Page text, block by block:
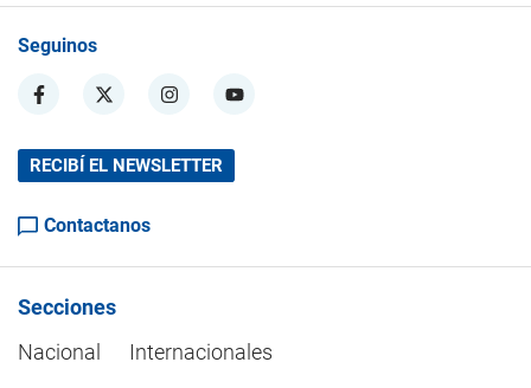
Seguinos
RECIBÍ EL NEWSLETTER
Contactanos
Secciones
Nacional
Internacionales